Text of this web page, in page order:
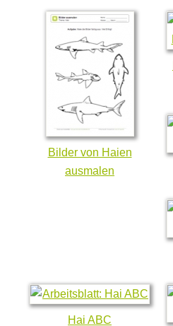
Bilder von Haien
ausmalen
Hai ABC